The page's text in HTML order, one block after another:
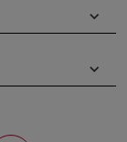
keyboard_arrow_down
keyboard_arrow_down